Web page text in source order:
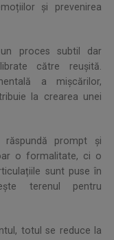
și prevenirea
proces subtil dar
către reușită.
a mișcărilor,
la crearea unei
prompt și
o formalitate, ci o
sunt puse în
terenul pentru
totul se reduce la